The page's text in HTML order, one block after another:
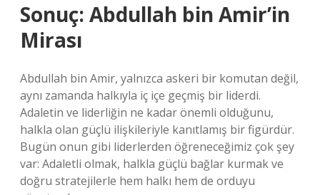
Sonuç: Abdullah bin Amir’in
Mirası
Abdullah bin Amir, yalnızca askeri bir komutan değil,
aynı zamanda halkıyla iç içe geçmiş bir liderdi.
Adaletin ve liderliğin ne kadar önemli olduğunu,
halkla olan güçlü ilişkileriyle kanıtlamış bir figürdür.
Bugün onun gibi liderlerden öğreneceğimiz çok şey
var: Adaletli olmak, halkla güçlü bağlar kurmak ve
doğru stratejilerle hem halkı hem de orduyu